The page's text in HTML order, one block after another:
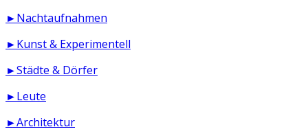
►Nachtaufnahmen
►Kunst & Experimentell
►Städte & Dörfer
►Leute
►Architektur